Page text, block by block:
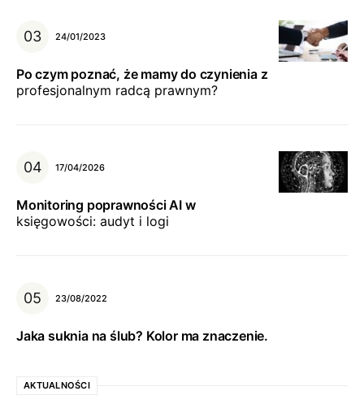
24/01/2023
Po czym poznać, że mamy do czynienia z
profesjonalnym radcą prawnym?
17/04/2026
Monitoring poprawności AI w
księgowości: audyt i logi
23/08/2022
Jaka suknia na ślub? Kolor ma znaczenie.
AKTUALNOŚCI